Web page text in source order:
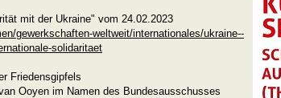
mit der Ukraine" vom 24.02.2023
gewerkschaften-weltweit/internationales/ukraine--
solidaritaet
Friedensgipfels
Ooyen im Namen des Bundesausschusses